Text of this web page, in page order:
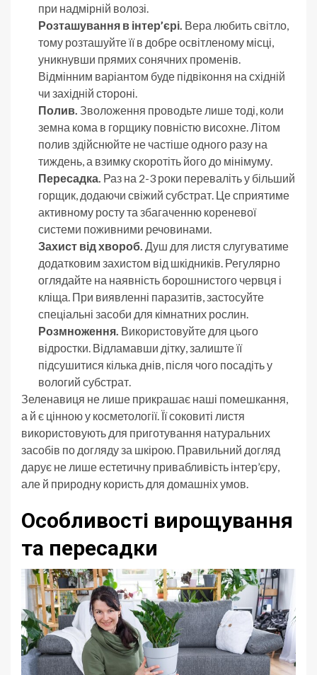
при надмірній волозі.
Розташування в інтер’єрі. Вера любить світло,
тому розташуйте її в добре освітленому місці,
уникнувши прямих сонячних променів.
Відмінним варіантом буде підвіконня на східній
чи західній стороні.
Полив. Зволоження проводьте лише тоді, коли
земна кома в горщику повністю висохне. Літом
полив здійснюйте не частіше одного разу на
тиждень, а взимку скоротіть його до мінімуму.
Пересадка. Раз на 2-3 роки переваліть у більший
горщик, додаючи свіжий субстрат. Це сприятиме
активному росту та збагаченню кореневої
системи поживними речовинами.
Захист від хвороб. Душ для листя слугуватиме
додатковим захистом від шкідників. Регулярно
оглядайте на наявність борошнистого червця і
кліща. При виявленні паразитів, застосуйте
спеціальні засоби для кімнатних рослин.
Розмноження. Використовуйте для цього
відростки. Відламавши дітку, залиште її
підсушитися кілька днів, після чого посадіть у
вологий субстрат.
Зеленавиця не лише прикрашає наші помешкання,
а й є цінною у косметології. Її соковиті листя
використовують для приготування натуральних
засобів по догляду за шкірою. Правильний догляд
дарує не лише естетичну привабливість інтер’єру,
але й природну користь для домашніх умов.
Особливості вирощування
та пересадки